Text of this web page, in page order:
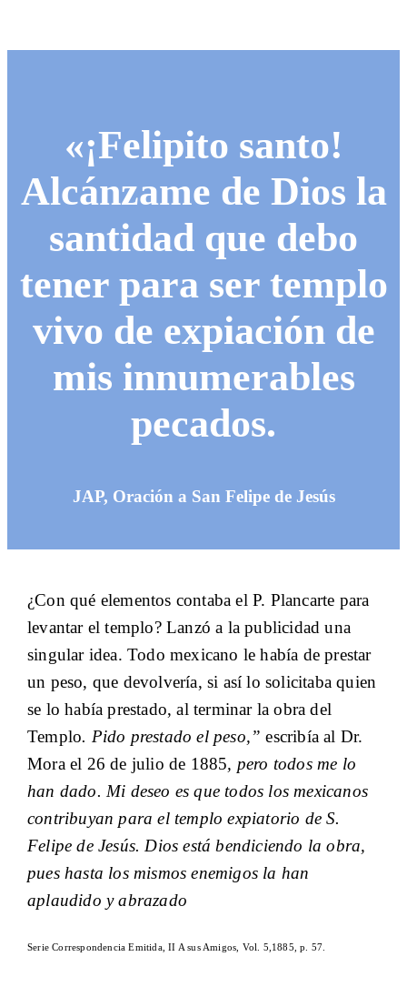
«¡Felipito santo!
Alcánzame de Dios la
santidad que debo
tener para ser templo
vivo de expiación de
mis innumerables
pecados.
JAP, Oración a San Felipe de Jesús
¿Con qué elementos contaba el P. Plancarte para
levantar el templo? Lanzó a la publicidad una
singular idea. Todo mexicano le había de prestar
un peso, que devolvería, si así lo solicitaba quien
se lo había prestado, al terminar la obra del
Templo. Pido prestado el peso,”escribía al Dr.
Mora el 26 de julio de 1885, pero todos me lo
han dado. Mi deseo es que todos los mexicanos
contribuyan para el templo expiatorio de S.
Felipe de Jesús. Dios está bendiciendo la obra,
pues hasta los mismos enemigos la han
aplaudido y abrazado
Serie Correspondencia Emitida, II A sus Amigos, Vol. 5,1885, p. 57.